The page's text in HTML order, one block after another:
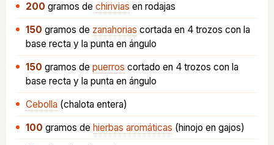
200 gramos de chirivias en rodajas
150 gramos de zanahorias cortada en 4 trozos con la
base recta y la punta en ángulo
150 gramos de puerros cortado en 4 trozos con la
base recta y la punta en ángulo
Cebolla (chalota entera)
100 gramos de hierbas aromáticas (hinojo en gajos)